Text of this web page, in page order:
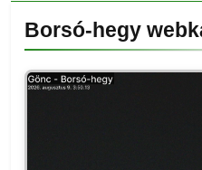
Borsó-hegy